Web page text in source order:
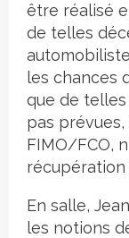
être réalisé
de telles
les chances
que de
pas
FIMO/FCO,
récupération
En salle,
les notions